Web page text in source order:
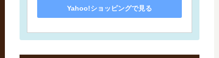
Yahoo!ショッピングで見る